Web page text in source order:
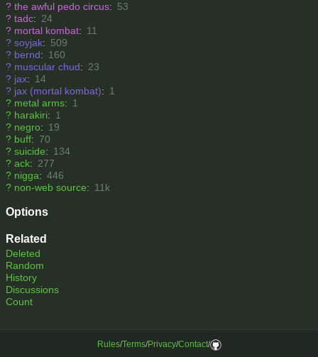
? the awful pedo circus: 53
? tadc: 24
? mortal kombat: 11
? soyjak: 509
? bernd: 160
? muscular chud: 23
? jax: 14
? jax (mortal kombat): 1
? metal arms: 1
? harakiri: 1
? negro: 19
? buff: 70
? suicide: 134
? ack: 277
? nigga: 446
? non-web source: 11k
Options
Related
Deleted
Random
History
Discussions
Count
Rules/Terms/Privacy/Contact/